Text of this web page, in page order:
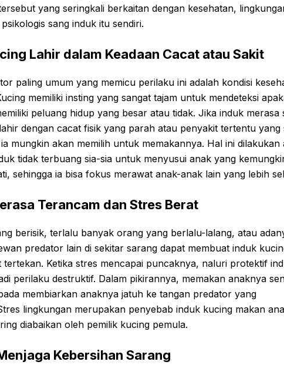
yang seringkali berkaitan dengan kesehatan,
sang induk itu sendiri.
Lahir dalam Keadaan Cacat atau Sakit
paling umum yang memicu perilaku ini adalah kondisi
memiliki insting yang sangat tajam untuk mendeteksi
peluang hidup yang besar atau tidak. Jika induk merasa
dengan cacat fisik yang parah atau penyakit tertentu yang
mungkin akan memilih untuk memakannya. Hal ini dilakukan
tidak terbuang sia-sia untuk menyusui anak yang
sehingga ia bisa fokus merawat anak-anak lain yang lebih
Terancam dan Stres Berat
berisik, terlalu banyak orang yang berlalu-lalang, atau
predator lain di sekitar sarang dapat membuat induk
tertekan. Ketika stres mencapai puncaknya, naluri protektif
perilaku destruktif. Dalam pikirannya, memakan anaknya
membiarkan anaknya jatuh ke tangan predator yang
lingkungan merupakan penyebab induk kucing makan
diabaikan oleh pemilik kucing pemula.
Kebersihan Sarang